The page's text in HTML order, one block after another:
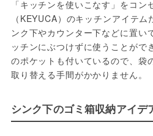
「キッチンを使いこなす」をコン
（KEYUCA）のキッチンアイテ
ンク下やカウンター下などに置い
ッチンにぶつけずに使うことがで
のポケットも付いているので、袋
取り替える手間がかかりません。
シンク下のゴミ箱収納アイデ